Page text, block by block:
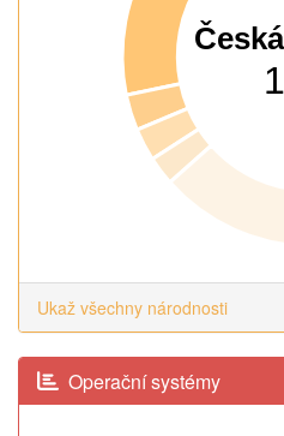
Ukaž všechny národnosti
Operační systémy